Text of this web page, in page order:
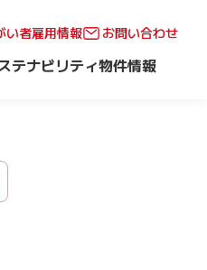
い者雇用情報 お問い合わせ
テナビリティ物件情報